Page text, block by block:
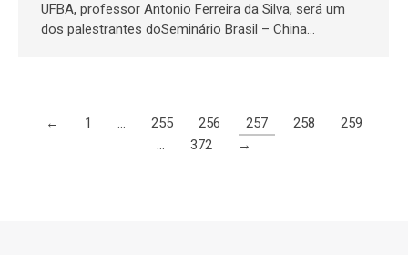
UFBA, professor Antonio Ferreira da Silva, será um
dos palestrantes doSeminário Brasil – China…
← 1 … 255 256 257 258
259
…
372 →